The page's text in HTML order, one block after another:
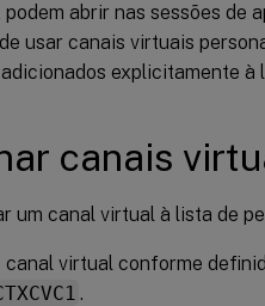
abrir nas sessões de
usar canais virtuais
explicitamente à
canais
um canal virtual à lista de
canal virtual conforme
.